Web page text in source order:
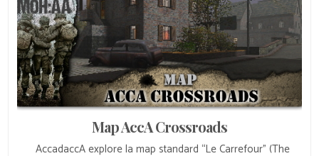
Map AccA Crossroads
AccadaccA explore la map standard “Le Carrefour” (The